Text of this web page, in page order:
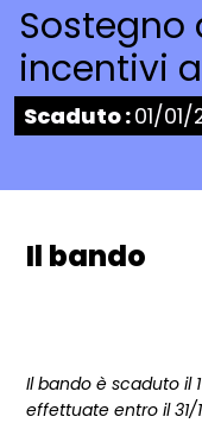
Sostegno
incentivi
Stato:
Scaduto :01/
Il bando
Il bando è scaduto il
effettuate entro il 31/